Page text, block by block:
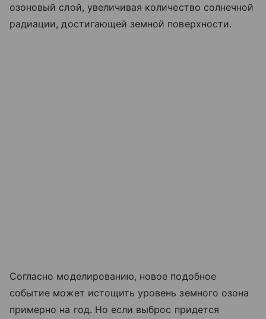
озоновый слой, увеличивая количество солнечной
радиации, достигающей земной поверхности.
Согласно моделированию, новое подобное
событие может истощить уровень земного озона
примерно на год. Но если выброс придется